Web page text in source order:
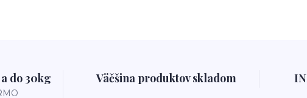
do 30kg Väčšina produktov skladom